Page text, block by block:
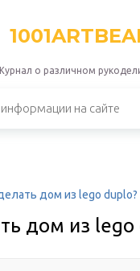
о различном
дом из lego duplo?
дом из lego